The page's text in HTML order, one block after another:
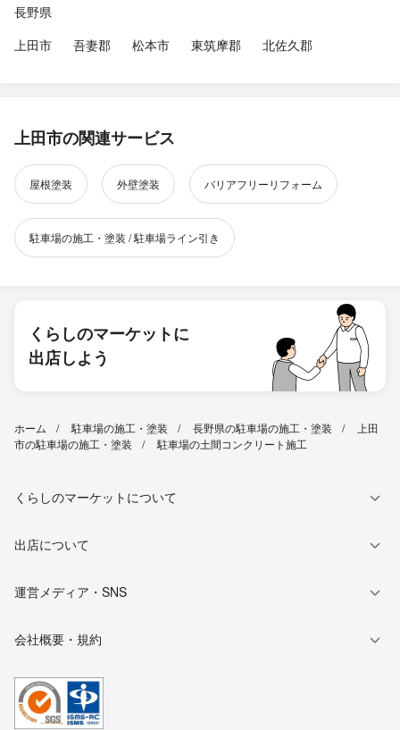
長野県
上田市
吾妻郡 松本市 東筑摩郡 北佐久郡
上田市の関連サービス
屋根塗装 外壁塗装 バリアフリーリフォーム
駐車場の施工・塗装 / 駐車場ライン引き
くらしのマーケットに
出店しよう
ホーム 駐車場の施工・塗装 長野県の駐車場の施工・塗装
上田
市の駐車場の施工・塗装
駐車場の土間コンクリート施工
くらしのマーケットについて
出店について
運営メディア・SNS
会社概要・規約